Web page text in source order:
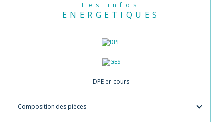
Les infos
ENERGETIQUES
DPE en cours
Composition des pièces